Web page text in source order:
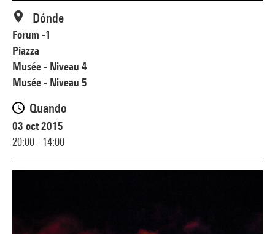
Dónde
Forum -1
Piazza
Musée - Niveau 4
Musée - Niveau 5
Quando
03 oct 2015
20:00 - 14:00